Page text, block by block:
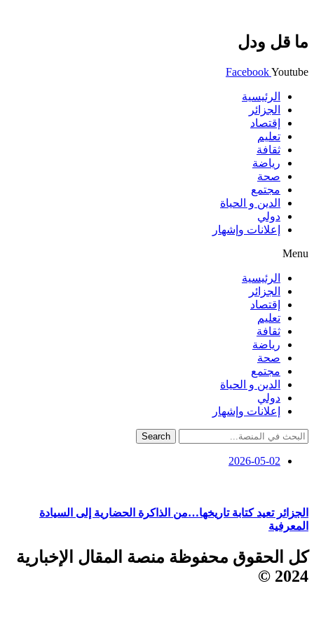
ما قل ودل
FacebookYoutube
الرئيسية
الجزائر
إقتصاد
تعليم
ثقافة
رياضة
صحة
مجتمع
الدين و الحياة
دولي
إعلانات وإشهار
Menu
الرئيسية
الجزائر
إقتصاد
تعليم
ثقافة
رياضة
صحة
مجتمع
الدين و الحياة
دولي
إعلانات وإشهار
Search
2026-05-02
الجزائر تعيد كتابة تاريخها…من الذاكرة الحضارية إلى السيادة
المعرفية
كل الحقوق محفوظة منصة المقال الإخبارية
2024 ©